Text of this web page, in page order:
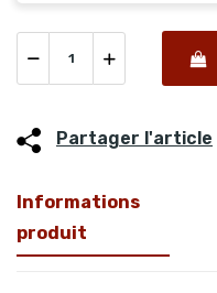
Partager l'article
Informations
produit